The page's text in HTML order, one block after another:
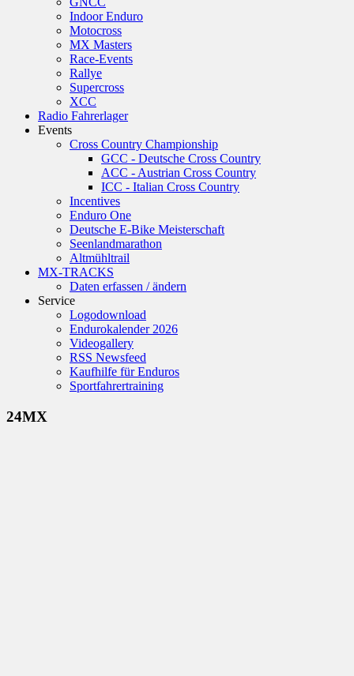
Indoor Enduro
Motocross
MX Masters
Race-Events
Rallye
Supercross
XCC
Radio Fahrerlager
Events
Cross Country Championship
GCC - Deutsche Cross Country
ACC - Austrian Cross Country
ICC - Italian Cross Country
Incentives
Enduro One
Deutsche E-Bike Meisterschaft
Seenlandmarathon
Altmühltrail
MX-TRACKS
Daten erfassen / ändern
Service
Logodownload
Endurokalender 2026
Videogallery
RSS Newsfeed
Kaufhilfe für Enduros
Sportfahrertraining
24MX